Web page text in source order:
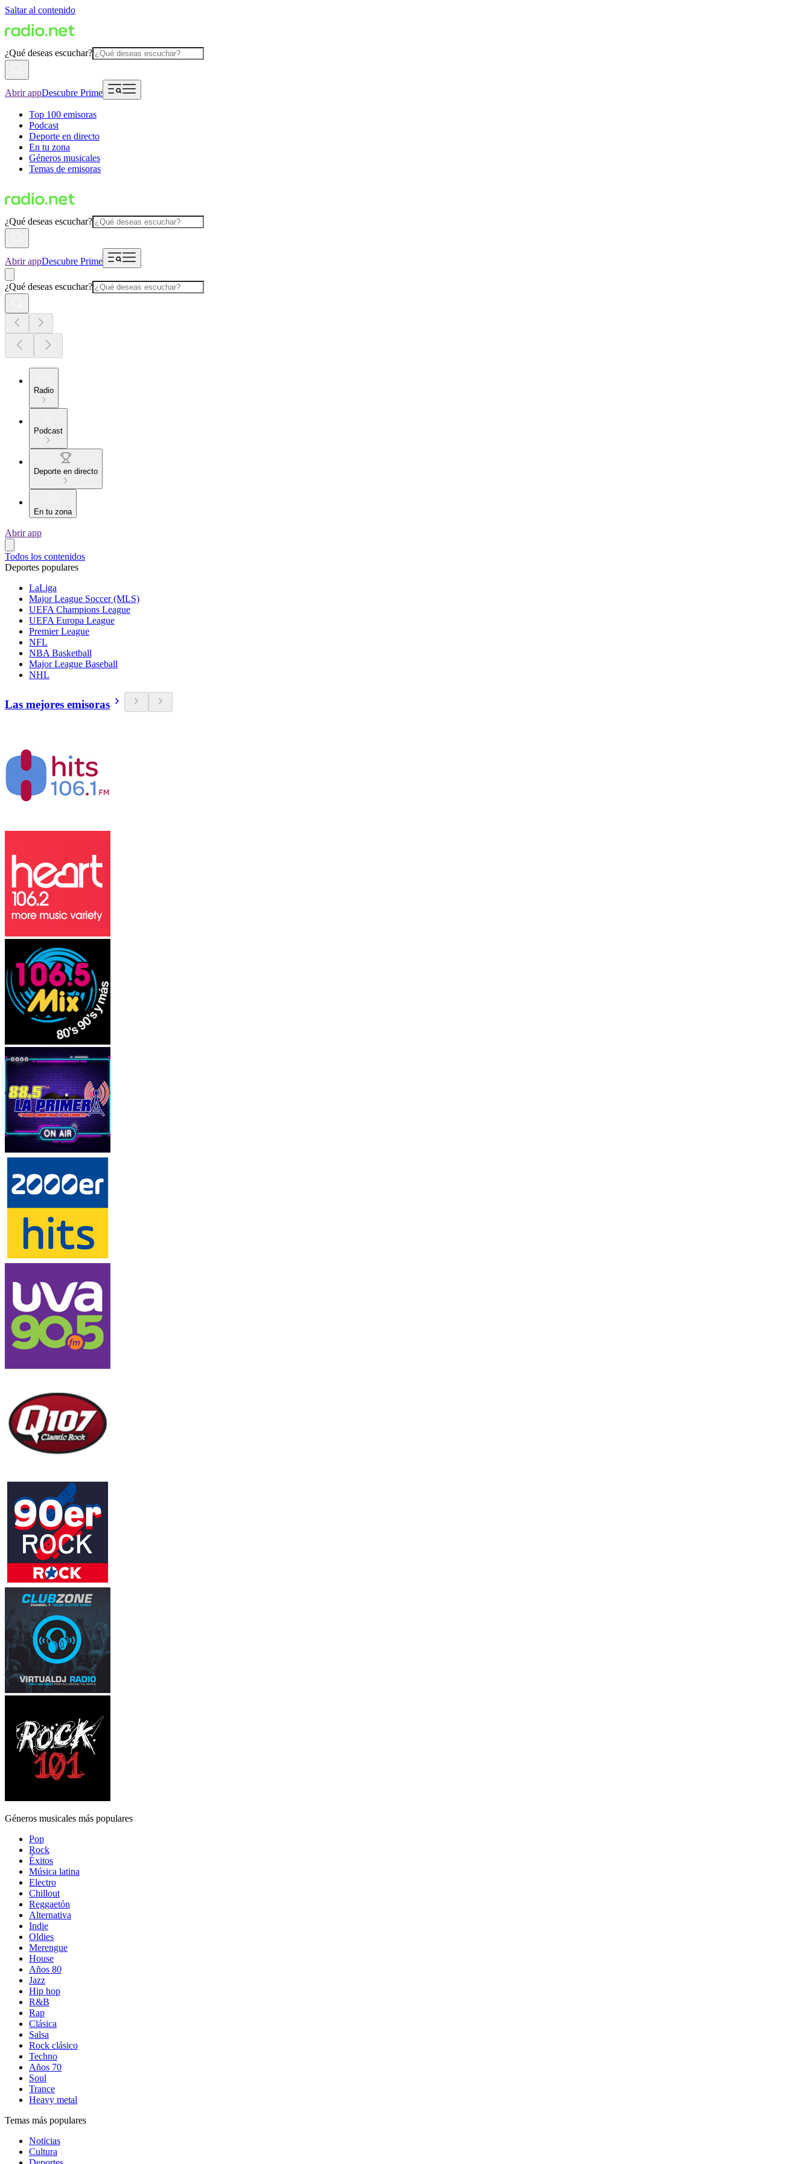
Saltar al contenido
¿Qué deseas escuchar?
Abrir appDescubre Prime
Top 100 emisoras
Podcast
Deporte en directo
En tu zona
Géneros musicales
Temas de emisoras
¿Qué deseas escuchar?
Abrir appDescubre Prime
¿Qué deseas escuchar?
Radio
Podcast
Deporte en directo
En tu zona
Abrir app
Todos los contenidos
Deportes populares
LaLiga
Major League Soccer (MLS)
UEFA Champions League
UEFA Europa League
Premier League
NFL
NBA Basketball
Major League Baseball
NHL
Las mejores emisoras
Géneros musicales más populares
Pop
Rock
Éxitos
Música latina
Electro
Chillout
Reggaetón
Alternativa
Indie
Oldies
Merengue
House
Años 80
Jazz
Hip hop
R&B
Rap
Clásica
Salsa
Rock clásico
Techno
Años 70
Soul
Trance
Heavy metal
Temas más populares
Noticias
Cultura